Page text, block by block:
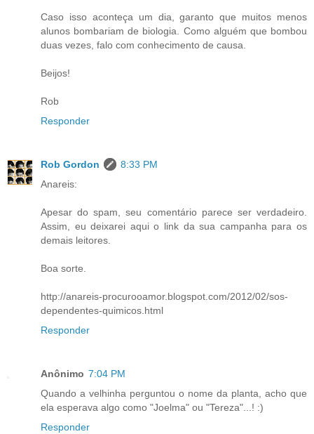
Caso isso aconteça um dia, garanto que muitos menos
alunos bombariam de biologia. Como alguém que bombou
duas vezes, falo com conhecimento de causa.
Beijos!
Rob
Responder
Rob Gordon
8:33 PM
Anareis:
Apesar do spam, seu comentário parece ser verdadeiro.
Assim, eu deixarei aqui o link da sua campanha para os
demais leitores.
Boa sorte.
http://anareis-procurooamor.blogspot.com/2012/02/sos-
dependentes-quimicos.html
Responder
Anônimo 7:04 PM
Quando a velhinha perguntou o nome da planta, acho que
ela esperava algo como "Joelma" ou "Tereza"...! :)
Responder